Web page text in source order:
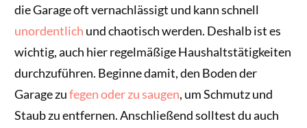
die Garage oft vernachlässigt und kann schnell
unordentlich und chaotisch werden. Deshalb ist es
wichtig, auch hier regelmäßige Haushaltstätigkeiten
durchzuführen. Beginne damit, den Boden der
Garage zufegen oder zu saugen, um Schmutz und
Staub zu entfernen. Anschließend solltest du auch